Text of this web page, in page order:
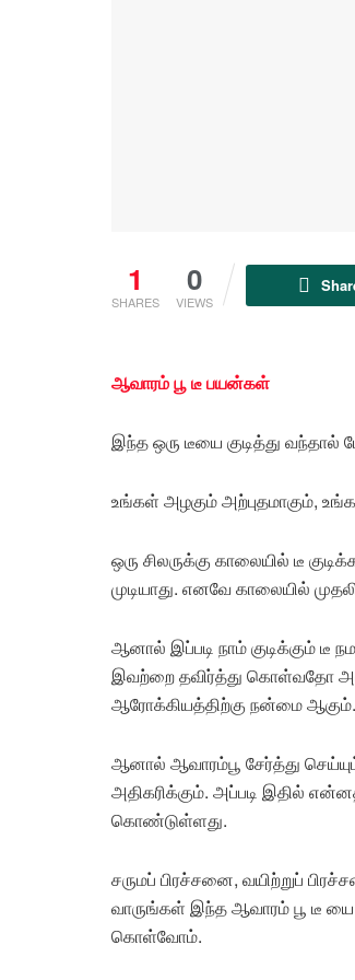
1
SHARES
0
VIEWS
ஆவாரம் பூ டீ பயன்கள்
இந்த ஒரு டீயை குடித்து வந்தால்
உங்கள் அழகும் அற்புதமாகும்,
ஒரு சிலருக்கு காலையில் டீ
முடியாது. எனவே காலையில்
ஆனால் இப்படி நாம் குடிக்கும் டீ
இவற்றை தவிர்த்து கொள்வதோ
ஆரோக்கியத்திற்கு நன்மை ஆகும்.
ஆனால் ஆவாரம்பூ சேர்த்து
அதிகரிக்கும். அப்படி இதில்
கொண்டுள்ளது.
சருமப் பிரச்சனை, வயிற்றுப்
வாருங்கள் இந்த ஆவாரம் பூ டீ யை
கொள்வோம்.